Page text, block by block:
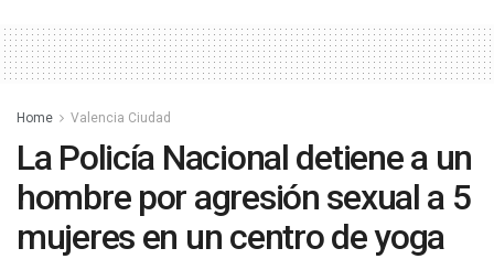
Home Valencia Ciudad
La Policía Nacional detiene a un
hombre por agresión sexual a 5
mujeres en un centro de yoga